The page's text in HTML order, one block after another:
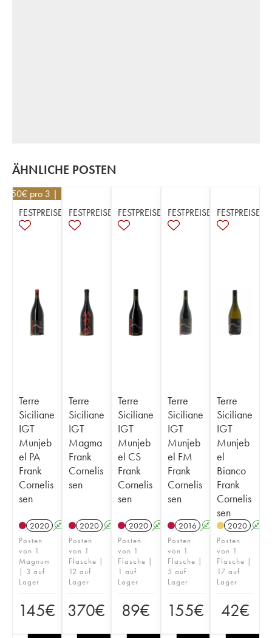
ÄHNLICHE POSTEN
€ pro 3 | -10%
FESTPREISE
Terre
Siciliane
IGT
Munjeb
el PA
Frank
Cornelis
sen
2020 A
Posten
von 1
Magnum
| 3 auf
Lager
145€
FESTPREISE
Terre
Siciliane
IGT
Magma
Frank
Cornelis
sen
2020 A
Posten
von 1
Flasche |
12 auf
Lager
370€
FESTPREISE
Terre
Siciliane
IGT
Munjeb
el CS
Frank
Cornelis
sen
2020 A
Posten
von 1
Flasche |
1 auf
Lager
89€
FESTPREISE
Terre
Siciliane
IGT
Munjeb
el FM
Frank
Cornelis
sen
2016 A
Posten
von 1
Flasche |
5 auf
Lager
155€
FESTPREISE
Terre
Siciliane
IGT
Munjeb
el
Bianco
Frank
Cornelis
sen
2020 A
Posten
von 1
Flasche |
17 auf
Lager
42€